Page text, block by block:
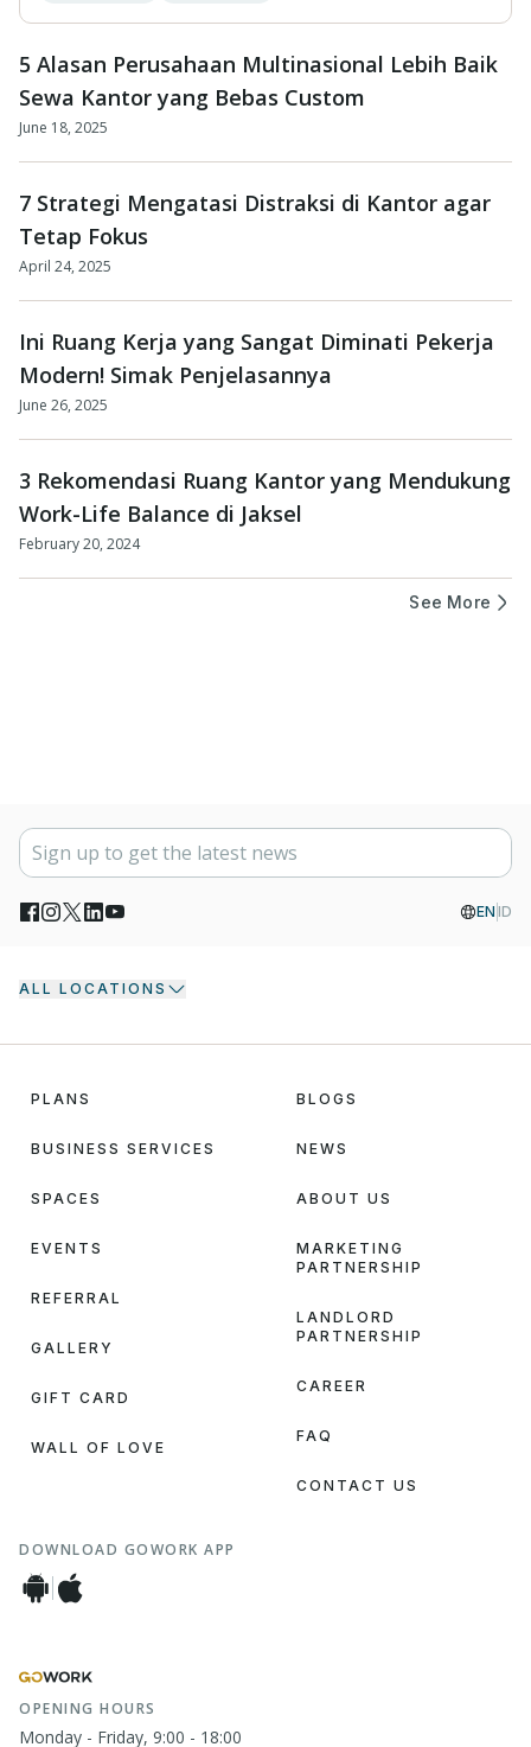
5 Alasan Perusahaan Multinasional Lebih Baik
Sewa Kantor yang Bebas Custom
June 18, 2025
7 Strategi Mengatasi Distraksi di Kantor agar
Tetap Fokus
April 24, 2025
Ini Ruang Kerja yang Sangat Diminati Pekerja
Modern! Simak Penjelasannya
June 26, 2025
3 Rekomendasi Ruang Kantor yang Mendukung
Work-Life Balance di Jaksel
February 20, 2024
See More
EN ID
ALL LOCATIONS
PLANS
BUSINESS SERVICES
SPACES
EVENTS
REFERRAL
GALLERY
GIFT CARD
WALL OF LOVE
BLOGS
NEWS
ABOUT US
MARKETING
PARTNERSHIP
LANDLORD
PARTNERSHIP
CAREER
FAQ
CONTACT US
DOWNLOAD GOWORK APP
OPENING HOURS
Monday - Friday, 9:00 - 18:00